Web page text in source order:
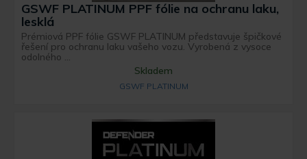
GSWF PLATINUM PPF fólie na ochranu laku,
lesklá
Prémiová PPF fólie GSWF PLATINUM představuje špičkové
řešení pro ochranu laku vašeho vozu. Vyrobená z vysoce
odolného ...
Skladem
GSWF PLATINUM